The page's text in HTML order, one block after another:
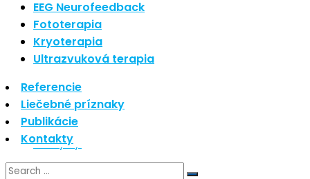
EEG Neurofeedback
Fototerapia
Kryoterapia
Ultrazvuková terapia
Referencie
Liečebné príznaky
Publikácie
Kontakty
september 2021
apríl 2021
august 2020
Kategórie
Nezaradené
Skin Care
Zdravý štýl